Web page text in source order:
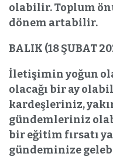
olabilir. Toplum
dönem artabilir.
BALIK (18 ŞUBAT
İletişimin yoğun
olacağı bir ay
kardeşleriniz,
gündemleriniz
bir eğitim fırsatı
gündeminize